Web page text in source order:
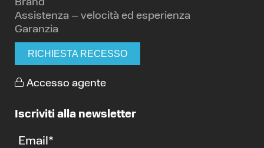
Brand
Assistenza – velocità ed esperienza
Garanzia
RICHIESTA RECESSO
Accesso agente
Iscriviti alla newsletter
Email *